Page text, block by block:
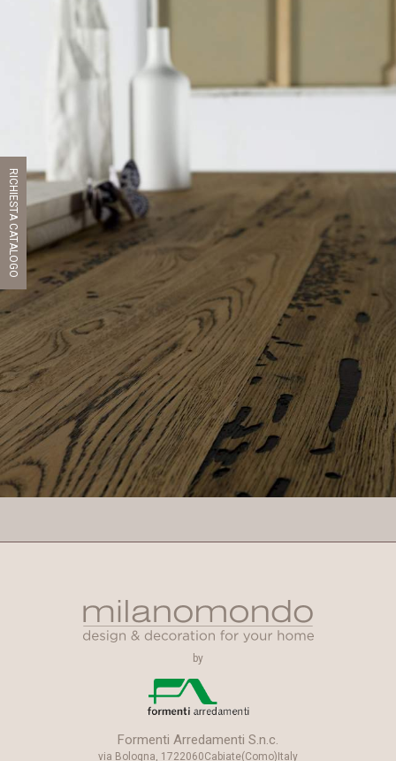
by
Formenti Arredamenti S.n.c.
via Bologna, 1722060Cabiate(Como) Italy
RICHIESTA CATALOGO